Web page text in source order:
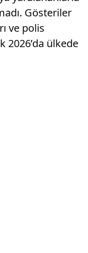
Gösteriler
ve polis
2026’da ülkede